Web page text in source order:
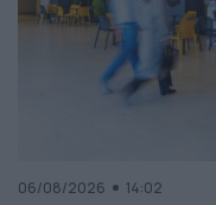
06/08/2026 14:02